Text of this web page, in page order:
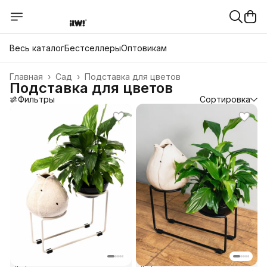
Весь каталогБестселлерыОптовикам
Подставка для цветов
Сад ›
Главная ›
Подставка для цветов
Фильтры Сортировка